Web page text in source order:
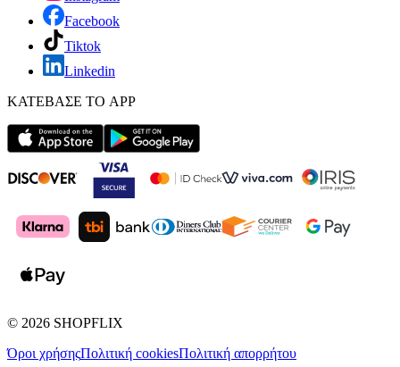
Facebook
Tiktok
Linkedin
ΚΑΤΕΒΑΣΕ ΤΟ APP
© 2026 SHOPFLIX
Όροι χρήσηςΠολιτική cookiesΠολιτική απορρήτου